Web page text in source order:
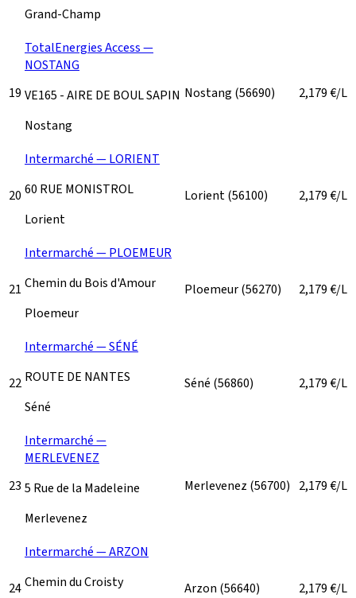
Grand-Champ
19
TotalEnergies Access —
NOSTANG
VE165 - AIRE DE BOUL SAPIN
Nostang
Nostang (56690) 2,179€/L
20
Intermarché — LORIENT
60 RUE MONISTROL
Lorient
Lorient(56100) 2,179€/L
21
Intermarché — PLOEMEUR
Chemin du Bois d'Amour
Ploemeur
Ploemeur(56270) 2,179€/L
22
Intermarché — SÉNÉ
ROUTE DE NANTES
Séné
Séné (56860) 2,179€/L
23
Intermarché —
MERLEVENEZ
5 Rue de la Madeleine
Merlevenez
Merlevenez (56700) 2,179€/L
24
Intermarché — ARZON
Chemin du Croisty
Arzon (56640) 2,179€/L